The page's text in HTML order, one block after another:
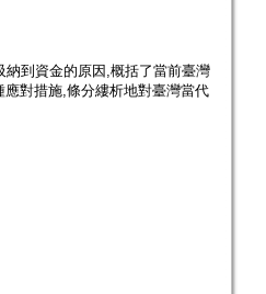
到資金的原因,概括了當前臺灣
對措施,條分縷析地對臺灣當代